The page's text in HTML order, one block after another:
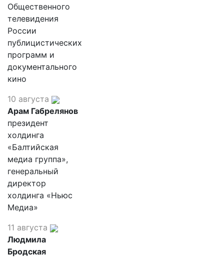
Общественного
телевидения
России
публицистических
программ и
документального
кино
10 августа
Арам Габрелянов
президент
холдинга
«Балтийская
медиа группа»,
генеральный
директор
холдинга «Ньюс
Медиа»
11 августа
Людмила
Бродская